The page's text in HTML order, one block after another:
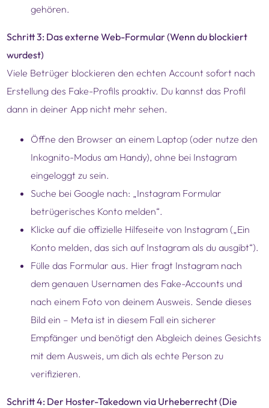
gehören.
Schritt 3: Das externe Web-Formular (Wenn du blockiert
wurdest)
Viele Betrüger blockieren den echten Account sofort nach
Erstellung des Fake-Profils proaktiv. Du kannst das Profil
dann in deiner App nicht mehr sehen.
Öffne den Browser an einem Laptop (oder nutze den
Inkognito-Modus am Handy), ohne bei Instagram
eingeloggt zu sein.
Suche bei Google nach: „Instagram Formular
betrügerisches Konto melden“.
Klicke auf die offizielle Hilfeseite von Instagram („Ein
Konto melden, das sich auf Instagram als du ausgibt“).
Fülle das Formular aus. Hier fragt Instagram nach
dem genauen Usernamen des Fake-Accounts und
nach einem Foto von deinem Ausweis. Sende dieses
Bild ein – Meta ist in diesem Fall ein sicherer
Empfänger und benötigt den Abgleich deines Gesichts
mit dem Ausweis, um dich als echte Person zu
verifizieren.
Schritt 4: Der Hoster-Takedown via Urheberrecht (Die